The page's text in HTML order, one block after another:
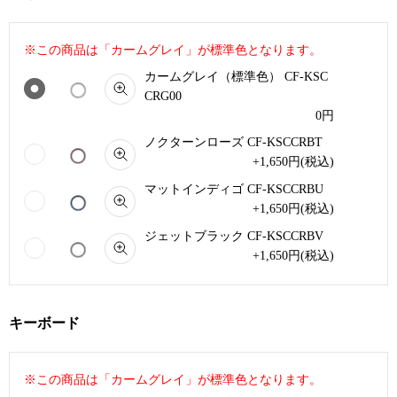
※この商品は「カームグレイ」が標準色となります。
カームグレイ（標準色） CF-KSC
CRG00
0円
ノクターンローズ CF-KSCCRBT
+1,650円(税込)
マットインディゴ CF-KSCCRBU
+1,650円(税込)
ジェットブラック CF-KSCCRBV
+1,650円(税込)
キーボード
※この商品は「カームグレイ」が標準色となります。